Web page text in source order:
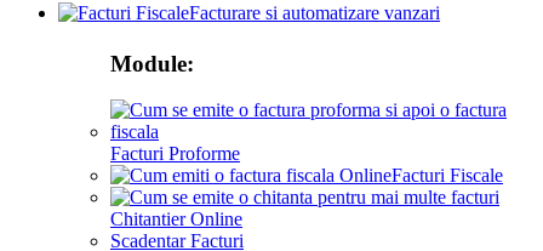
Facturare si automatizare vanzari
Module:
Facturi Proforme
Facturi Fiscale
Chitantier Online
Scadentar Facturi